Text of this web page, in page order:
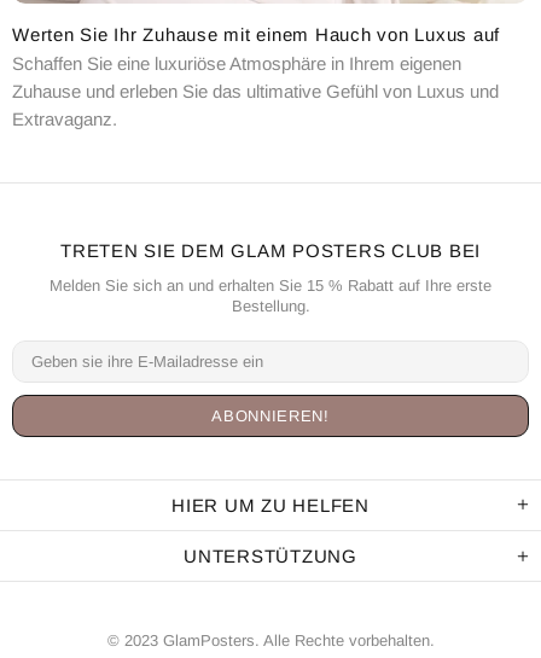
Werten Sie Ihr Zuhause mit einem Hauch von Luxus auf
Schaffen Sie eine luxuriöse Atmosphäre in Ihrem eigenen
Zuhause und erleben Sie das ultimative Gefühl von Luxus und
Extravaganz.
TRETEN SIE DEM GLAM POSTERS CLUB BEI
Melden Sie sich an und erhalten Sie 15 % Rabatt auf Ihre erste
Bestellung.
HIER UM ZU HELFEN
UNTERSTÜTZUNG
© 2023 GlamPosters. Alle Rechte vorbehalten.